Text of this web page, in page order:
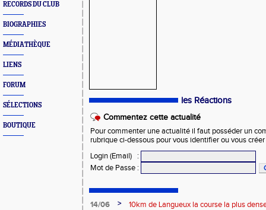
RECORDS DU CLUB
BIOGRAPHIES
MÉDIATHÈQUE
LIENS
FORUM
SÉLECTIONS
BOUTIQUE
les Réactions
Commentez cette actualité
Pour commenter une actualité il faut posséder un
rubrique ci-dessous pour vous identifier ou vous
Login (Email)
:
Mot de Passe :
14/06 >
10km de Langueux la course la plus